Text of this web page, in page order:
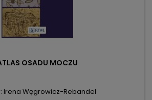
OSADU MOCZU
Irena Węgrowicz-Rebandel